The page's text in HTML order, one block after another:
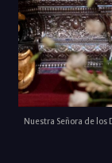
Nuestra Señora de los